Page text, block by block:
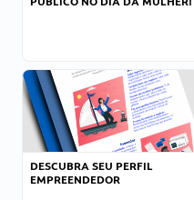
DESCUBRA SEU PERFIL
EMPREENDEDOR